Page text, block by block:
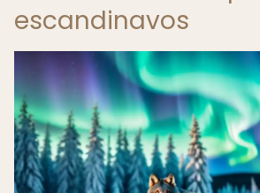
escandinavos